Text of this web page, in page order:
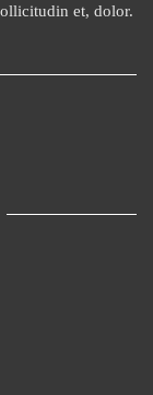
et, dolor.